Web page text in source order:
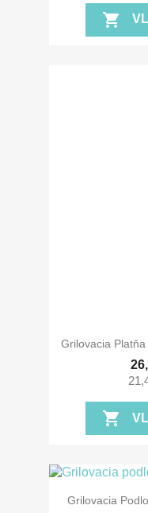
shopping_cart
Grilovacia
shopping_cart
Grilovacia